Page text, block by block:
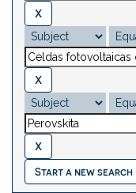
Start a new search